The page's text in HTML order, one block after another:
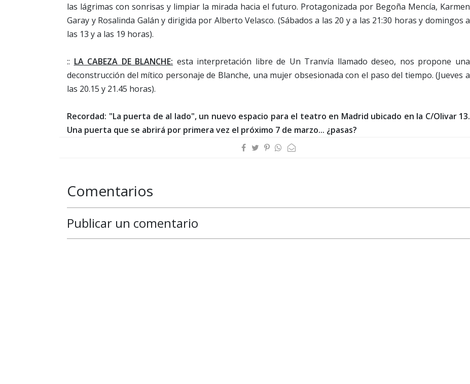
las lágrimas con sonrisas y limpiar la mirada hacia el futuro. Protagonizada por Begoña Mencía, Karmen
Garay y Rosalinda Galán y dirigida por Alberto Velasco. (Sábados a las 20 y a las 21:30 horas y domingos a
las 13 y a las 19 horas).
:: LA CABEZA DE BLANCHE: esta interpretación libre de Un Tranvía llamado deseo, nos propone una
deconstrucción del mítico personaje de Blanche, una mujer obsesionada con el paso del tiempo. (Jueves a
las 20.15 y 21.45 horas).
Recordad: "La puerta de al lado", un nuevo espacio para el teatro en Madrid ubicado en la C/Olivar 13.
Una puerta que se abrirá por primera vez el próximo 7 de marzo... ¿pasas?
Comentarios
Publicar un comentario